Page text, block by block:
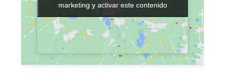
marketing y activar este contenido
marketing y activar este contenido